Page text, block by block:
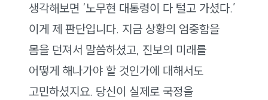
생각해보면 ‘노무현 대통령이 다 털고 가셨다.’
이게 제 판단입니다. 지금 상황의 엄중함을
몸을 던져서 말씀하셨고, 진보의 미래를
어떻게 해나가야 할 것인가에 대해서도
고민하셨지요. 당신이 실제로 국정을